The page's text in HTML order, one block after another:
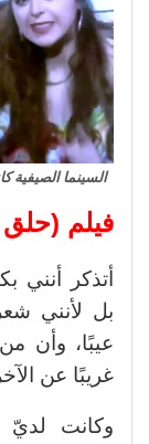
السينما الصيفية
فيلم
أتذكر أنني
بل لأنني
عيبًا، وأن
غريبًا عن
وكانت لديّ